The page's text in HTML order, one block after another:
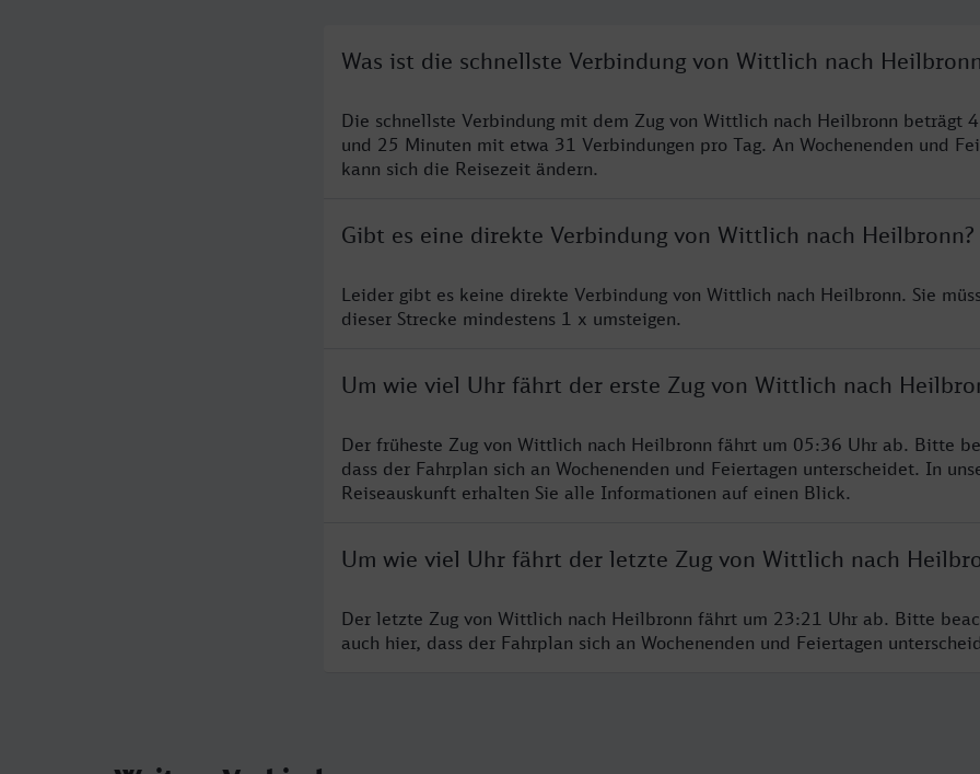
Was ist die schnellste Verbindung von Wittlich nach
Die schnellste Verbindung mit dem Zug von Wittlich nach Heilbronn beträgt 4
und 25 Minuten mit etwa 31 Verbindungen pro Tag. An Wochenenden und
kann sich die Reisezeit ändern.
Gibt es eine direkte Verbindung von Wittlich nach Heilbronn?
Leider gibt es keine direkte Verbindung von Wittlich nach Heilbronn. Sie
dieser Strecke mindestens 1 x umsteigen.
Um wie viel Uhr fährt der erste Zug von Wittlich nach
Der früheste Zug von Wittlich nach Heilbronn fährt um 05:36 Uhr ab. Bitte
dass der Fahrplan sich an Wochenenden und Feiertagen unterscheidet. In
Reiseauskunft erhalten Sie alle Informationen auf einen Blick.
Um wie viel Uhr fährt der letzte Zug von Wittlich nach
Der letzte Zug von Wittlich nach Heilbronn fährt um 23:21 Uhr ab. Bitte
auch hier, dass der Fahrplan sich an Wochenenden und Feiertagen